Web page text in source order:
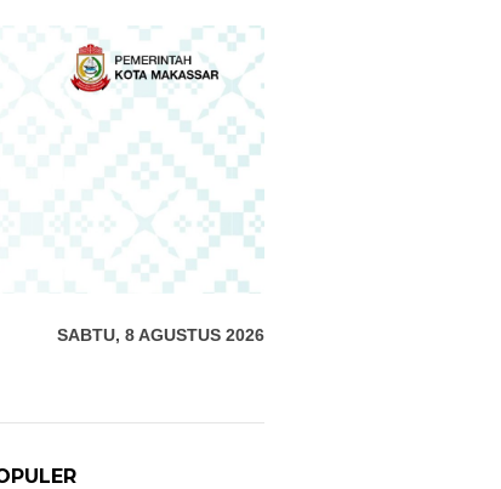
SABTU, 8 AGUSTUS 2026